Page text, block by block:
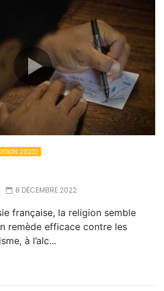
2023)
8 DÉCEMBRE 2022
française, la religion semble
remède efficace contre les
à l’alc...